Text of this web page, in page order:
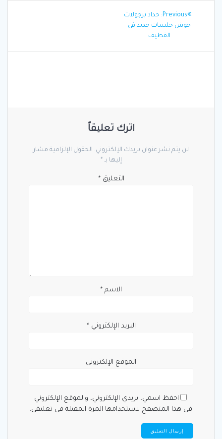
تصفّح
المقالات
Previous:
Previous
post:
حداد برجولات
حوش جلسات حديد في
القطيف
اترك تعليقاً
لن يتم نشر عنوان بريدك الإلكتروني. الحقول الإلزامية مشار
إليها بـ *
التعليق*
الاسم *
البريد الإلكتروني*
الموقع الإلكتروني
احفظ اسمي، بريدي الإلكتروني، والموقع الإلكتروني
في هذا المتصفح لاستخدامها المرة المقبلة في تعليقي.